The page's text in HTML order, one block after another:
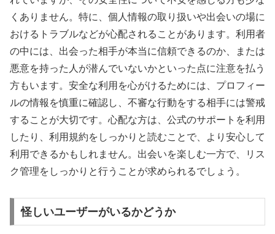
くありません。特に、個人情報の取り扱いや出会いの場に
おけるトラブルなどが心配されることがあります。利用者
の中には、出会った相手が本当に信頼できるのか、または
悪意を持った人が潜んでいないかといった点に注意を払う
方もいます。安全な利用を心がけるためには、プロフィー
ルの情報を慎重に確認し、不審な行動をする相手には警戒
することが大切です。心配な方は、公式のサポートを利用
したり、利用規約をしっかりと読むことで、より安心して
利用できるかもしれません。出会いを楽しむ一方で、リス
ク管理をしっかりと行うことが求められるでしょう。
怪しいユーザーがいるかどうか